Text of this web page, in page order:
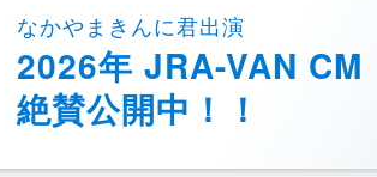
なかやまきんに君出演
2026年 JRA-VAN CM
絶賛公開中！！